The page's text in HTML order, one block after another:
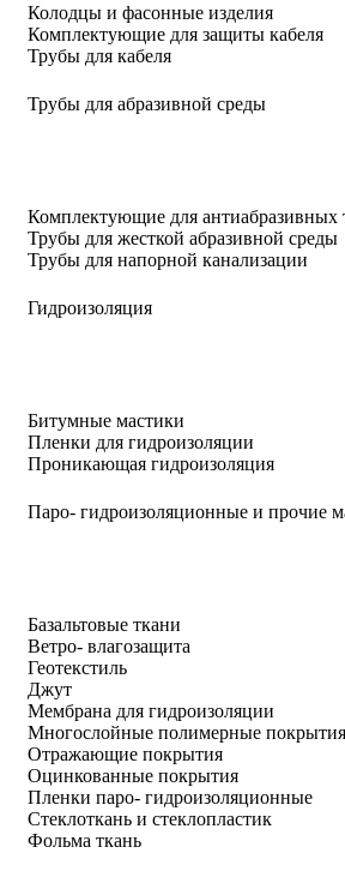
Колодцы и фасонные изделия
Комплектующие для защиты кабеля
Трубы для кабеля
Трубы для абразивной среды
Комплектующие для антиабразивных
Трубы для жесткой абразивной среды
Трубы для напорной канализации
Гидроизоляция
Битумные мастики
Пленки для гидроизоляции
Проникающая гидроизоляция
Паро- гидроизоляционные и прочие
Базальтовые ткани
Ветро- влагозащита
Геотекстиль
Джут
Мембрана для гидроизоляции
Многослойные полимерные покрытия
Отражающие покрытия
Оцинкованные покрытия
Пленки паро- гидроизоляционные
Стеклоткань и стеклопластик
Фольма ткань